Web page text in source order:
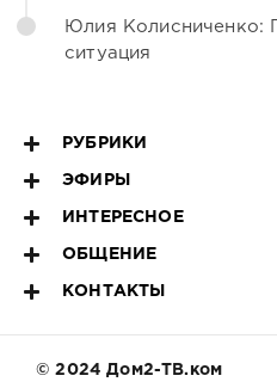
Юлия Колисниченко:
ситуация
РУБРИКИ
ЭФИРЫ
ИНТЕРЕСНОЕ
ОБЩЕНИЕ
КОНТАКТЫ
© 2024 Дом2-ТВ.ком